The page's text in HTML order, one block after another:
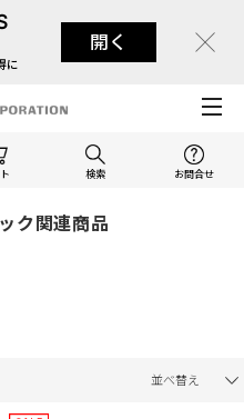
に
開く
検索 お問合せ
ク関連商品
並べ替え